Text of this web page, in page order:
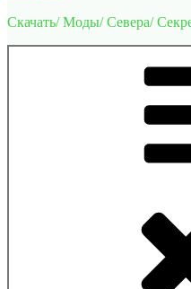
Скачать/ Моды/ Севера/